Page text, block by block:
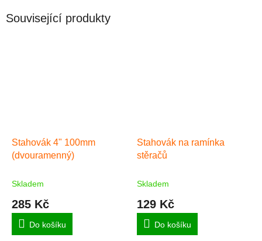
Související produkty
Stahovák 4" 100mm
(dvouramenný)
Skladem
285 Kč
Do košíku
Stahovák na ramínka
stěračů
Skladem
129 Kč
Do košíku